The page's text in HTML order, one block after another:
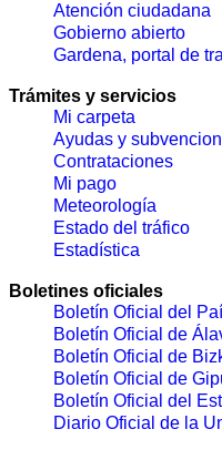
Atención ciudadana
Gobierno abierto
Gardena, portal de
Trámites y servicios
Mi carpeta
Ayudas y
Contrataciones
Mi pago
Meteorología
Estado del tráfico
Estadística
Boletines oficiales
Boletín Oficial del
Boletín Oficial de
Boletín Oficial de
Boletín Oficial de
Boletín Oficial del
Diario Oficial de la